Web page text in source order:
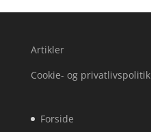
Artikler
Cookie- og privatlivspolitik
Forside